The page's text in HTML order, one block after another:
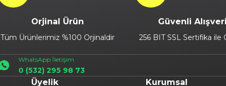
Orjinal Ürün
Tüm Ürünlerimiz %100 Orjinaldir
Güvenli
256 BIT SSL Sertifika ile
WhatsApp İletişim
0 (532) 295 98 73
Üyelik Kurumsal